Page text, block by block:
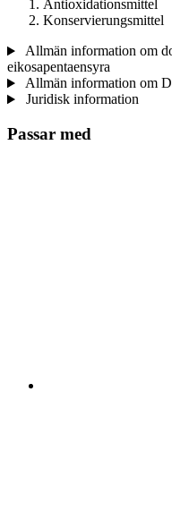
Antioxidationsmittel
Konservierungsmittel
Allmän information om
eikosapentaensyra
Allmän information om
Juridisk information
Passar med